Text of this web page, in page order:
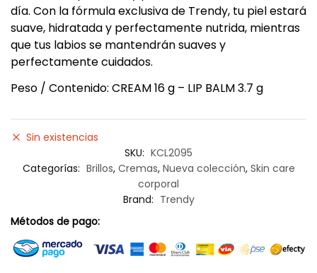
día. Con la fórmula exclusiva de Trendy, tu piel estará
suave, hidratada y perfectamente nutrida, mientras
que tus labios se mantendrán suaves y
perfectamente cuidados.
Peso / Contenido: CREAM 16 g – LIP BALM 3.7 g
Sin existencias
SKU: KCL2095
Categorías: Brillos, Cremas, Nueva colección, Skin care
corporal
Brand: Trendy
Métodos de pago: